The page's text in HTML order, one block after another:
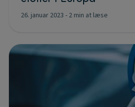
26. januar 2023 - 2 min at læse